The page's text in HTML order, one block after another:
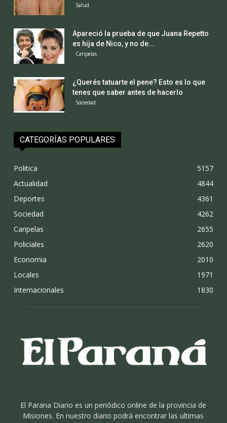
Salud
Apareció la prueba de que Juana Repetto
es hija de Nico, y no de...
Caripelas
¿Querés tatuarte el pene? Esto es lo que
tenes que saber antes de hacerlo
Sociedad
CATEGORÍAS POPULARES
Politica
5157
Actualidad
4844
Deportes
4361
Sociedad
4262
Caripelas
2655
Policiales
2620
Economia
2010
Locales
1971
Internacionales
1830
El Parana Diario es un periódico online de la provincia de
Misiones. En nuestro diario podrá encontrar las ultimas